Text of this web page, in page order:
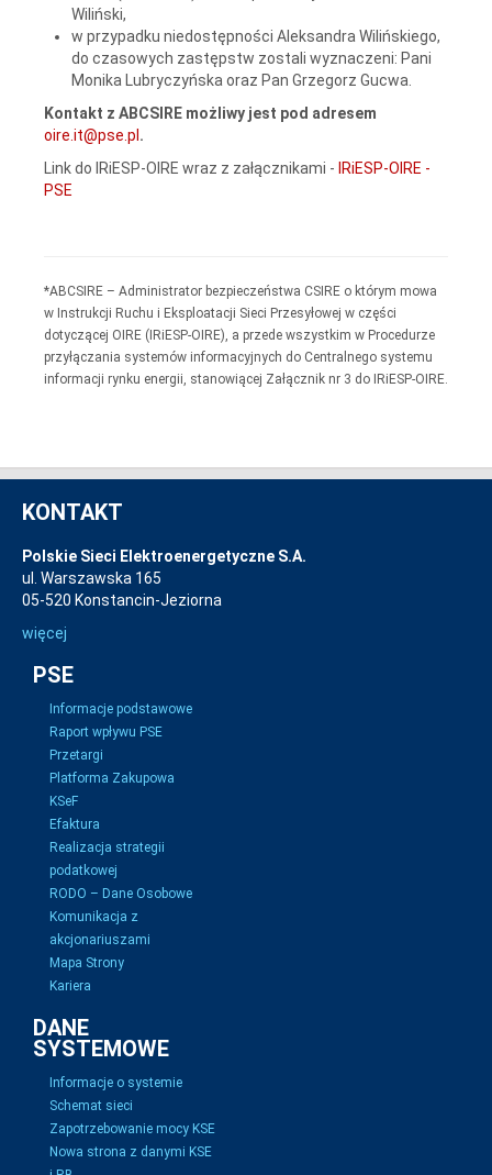
Wiliński,
w przypadku niedostępności Aleksandra Wilińskiego,
do czasowych zastępstw zostali wyznaczeni: Pani
Monika Lubryczyńska oraz Pan Grzegorz Gucwa.
Kontakt z ABCSIRE możliwy jest pod adresem
oire.it@pse.pl .
Link do IRiESP-OIRE wraz z załącznikami - IRiESP-OIRE -
PSE
*ABCSIRE – Administrator bezpieczeństwa CSIRE o którym mowa
w Instrukcji Ruchu i Eksploatacji Sieci Przesyłowej w części
dotyczącej OIRE (IRiESP-OIRE), a przede wszystkim w Procedurze
przyłączania systemów informacyjnych do Centralnego systemu
informacji rynku energii, stanowiącej Załącznik nr 3 do IRiESP-OIRE.
KONTAKT
Polskie Sieci Elektroenergetyczne S.A.
ul. Warszawska 165
05-520 Konstancin-Jeziorna
więcej
PSE
Informacje podstawowe
Raport wpływu PSE
Przetargi
Platforma Zakupowa
KSeF
Efaktura
Realizacja strategii
podatkowej
RODO – Dane Osobowe
Komunikacja z
akcjonariuszami
Mapa Strony
Kariera
DANE
SYSTEMOWE
Informacje o systemie
Schemat sieci
Zapotrzebowanie mocy KSE
Nowa strona z danymi KSE